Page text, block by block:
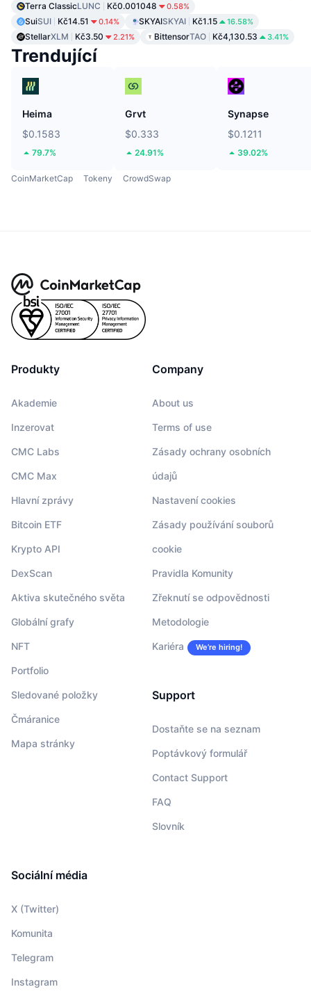
Terra ClassicLUNC Kč0.001048 0.58%
SuiSUI Kč14.51 0.14% SKYAISKYAI Kč1.15 16.58%
StellarXLM Kč3.50 2.21% BittensorTAO Kč4,130.53 3.41%
Trendující
Heima
$0.1583
79.7%
Grvt
$0.333
24.91%
Synapse
$0.1211
39.02%
CoinMarketCap Tokeny CrowdSwap
Produkty
Akademie
Inzerovat
CMC Labs
CMC Max
Hlavní zprávy
Bitcoin ETF
Krypto API
DexScan
Aktiva skutečného světa
Globální grafy
NFT
Portfolio
Sledované položky
Čmáranice
Mapa stránky
Company
About us
Terms of use
Zásady ochrany osobních
údajů
Nastavení cookies
Zásady používání souborů
cookie
Pravidla Komunity
Zřeknutí se odpovědnosti
Metodologie
Kariéra We’re hiring!
Support
Dostaňte se na seznam
Poptávkový formulář
Contact Support
FAQ
Slovník
Sociální média
X (Twitter)
Komunita
Telegram
Instagram